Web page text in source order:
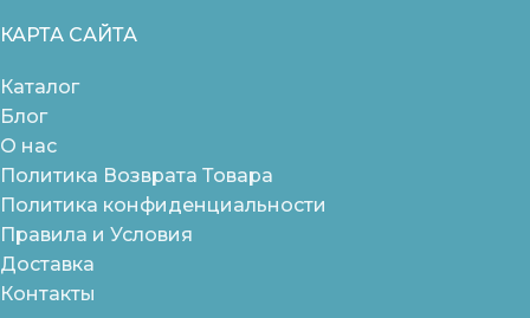
КАРТА САЙТА
Каталог
Блог
О нас
Политика Возврата Товара
Политика конфиденциальности
Правила и Условия
Доставка
Контакты